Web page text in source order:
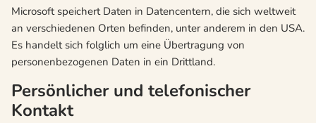
Microsoft speichert Daten in Datencentern, die sich weltweit
an verschiedenen Orten befinden, unter anderem in den USA.
Es handelt sich folglich um eine Übertragung von
personenbezogenen Daten in ein Drittland.
Persönlicher und telefonischer
Kontakt